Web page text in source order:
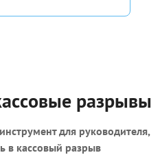
разрывы
для руководителя,
в кассовый разрыв